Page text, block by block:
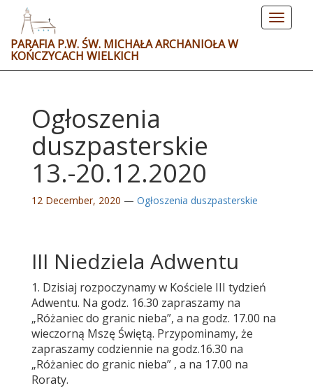
Toggle
PARAFIA P.W. ŚW. MICHAŁA ARCHANIOŁA W
KOŃCZYCACH WIELKICH
Ogłoszenia
duszpasterskie
13.-20.12.2020
12 December, 2020 — Ogłoszenia duszpasterskie
III Niedziela Adwentu
1. Dzisiaj rozpoczynamy w Kościele III tydzień
Adwentu. Na godz. 16.30 zapraszamy na
„Różaniec do granic nieba”, a na godz. 17.00 na
wieczorną Mszę Świętą. Przypominamy, że
zapraszamy codziennie na godz.16.30 na
„Różaniec do granic nieba” , a na 17.00 na
Roraty.